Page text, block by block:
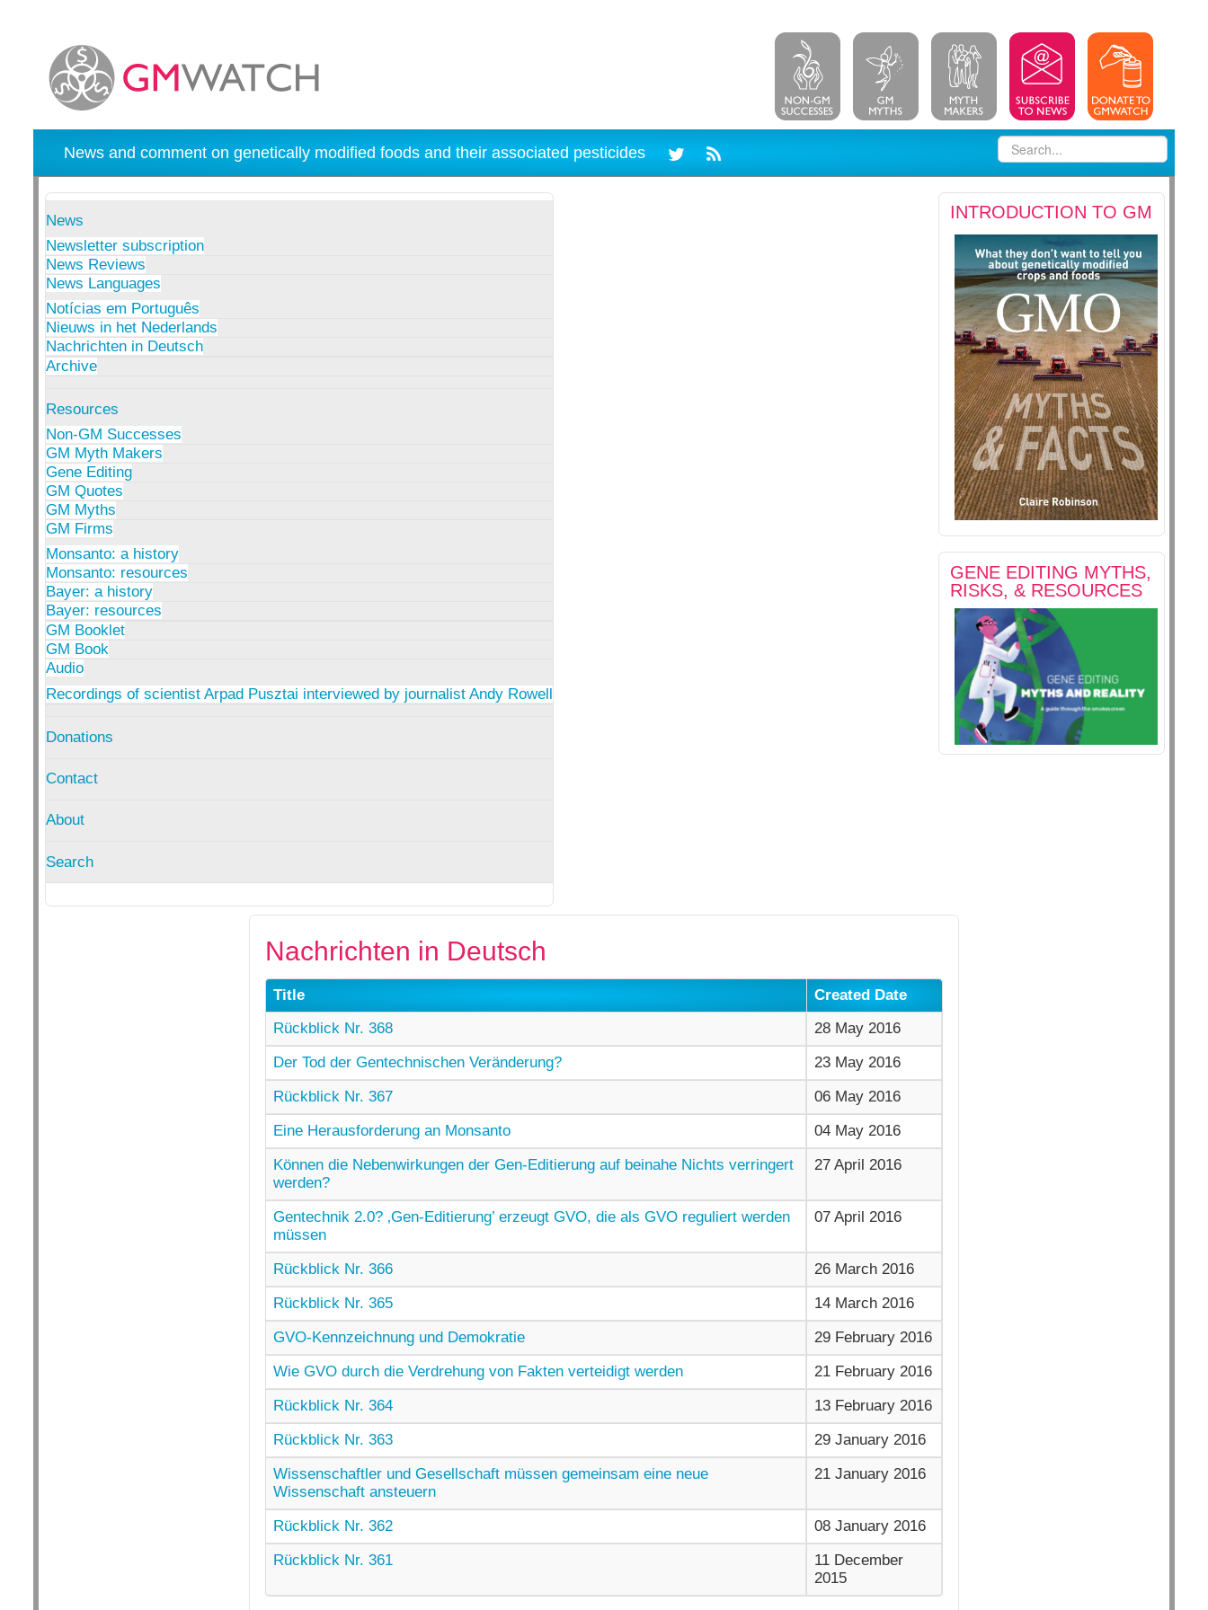
News and comment on genetically modified foods and their associated pesticides
News
Newsletter subscription
News Reviews
News Languages
Notícias em Português
Nieuws in het Nederlands
Nachrichten in Deutsch
Archive
Resources
Non-GM Successes
GM Myth Makers
Gene Editing
GM Quotes
GM Myths
GM Firms
Monsanto: a history
Monsanto: resources
Bayer: a history
Bayer: resources
GM Booklet
GM Book
Audio
Recordings of scientist Arpad Pusztai interviewed by journalist Andy Rowell
Donations
Contact
About
Search
INTRODUCTION TO GM
GENE EDITING MYTHS,
RISKS, & RESOURCES
Nachrichten in Deutsch
Title
Created Date
Rückblick Nr. 368
28 May 2016
Der Tod der Gentechnischen Veränderung?
23 May 2016
Rückblick Nr. 367
06 May 2016
Eine Herausforderung an Monsanto
04 May 2016
Können die Nebenwirkungen der Gen-Editierung auf beinahe Nichts verringert
werden?
27 April 2016
Gentechnik 2.0? ‚Gen-Editierung’ erzeugt GVO, die als GVO reguliert werden
müssen
07 April 2016
Rückblick Nr. 366
26 March 2016
Rückblick Nr. 365
14 March 2016
GVO-Kennzeichnung und Demokratie
29 February 2016
Wie GVO durch die Verdrehung von Fakten verteidigt werden
21 February 2016
Rückblick Nr. 364
13 February 2016
Rückblick Nr. 363
29 January 2016
Wissenschaftler und Gesellschaft müssen gemeinsam eine neue
Wissenschaft ansteuern
21 January 2016
Rückblick Nr. 362
08 January 2016
Rückblick Nr. 361
11 December
2015